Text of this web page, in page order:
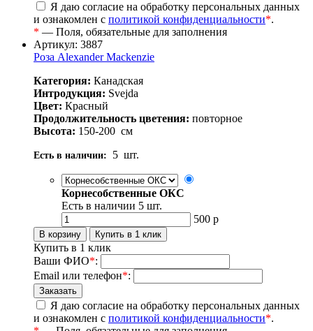
Я даю согласие на обработку персональных данных
и ознакомлен с политикой конфиденциальности*.
* — Поля, обязательные для заполнения
Артикул: 3887
Роза Alexander Mackenzie
Категория: Канадская
Интродукция: Svejda
Цвет: Красный
Продолжительность цветения: повторное
Высота: 150-200 см
Есть в наличии: 5 шт.
Корнесобственные ОКС
Есть в наличии 5 шт.
500 р
Купить в 1 клик
Ваши ФИО*:
Email или телефон*:
Я даю согласие на обработку персональных данных
и ознакомлен с политикой конфиденциальности*.